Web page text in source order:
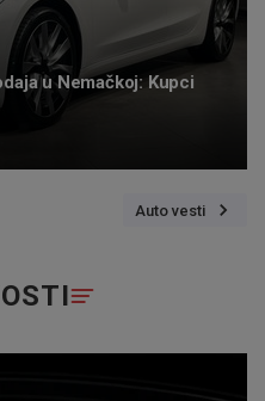
u Nemačkoj: Kupci
Auto vesti